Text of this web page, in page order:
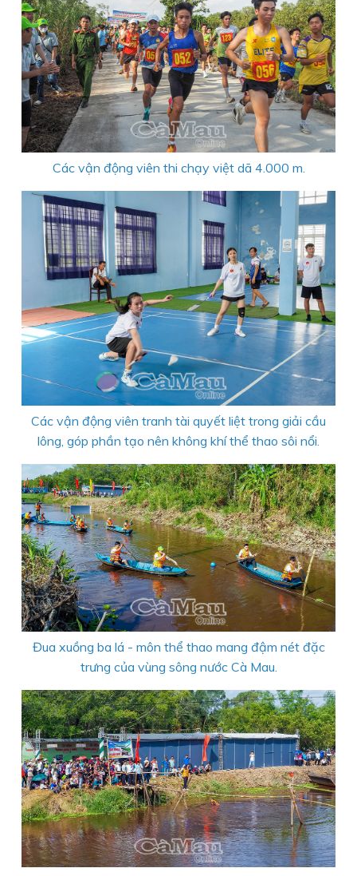
Các vận động viên thi chạy việt dã 4.000 m.
Các vận động viên tranh tài quyết liệt trong giải cầu
lông, góp phần tạo nên không khí thể thao sôi nổi.
Đua xuồng ba lá - môn thể thao mang đậm nét đặc
trưng của vùng sông nước Cà Mau.